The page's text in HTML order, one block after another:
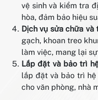
vệ sinh và kiểm tra
hòa, đảm bảo hiệu
Dịch vụ sửa chữa và
gạch, khoan treo
làm việc, mang lại
Lắp đặt và bảo trì
lắp đặt và bảo trì
cho văn phòng, nhà